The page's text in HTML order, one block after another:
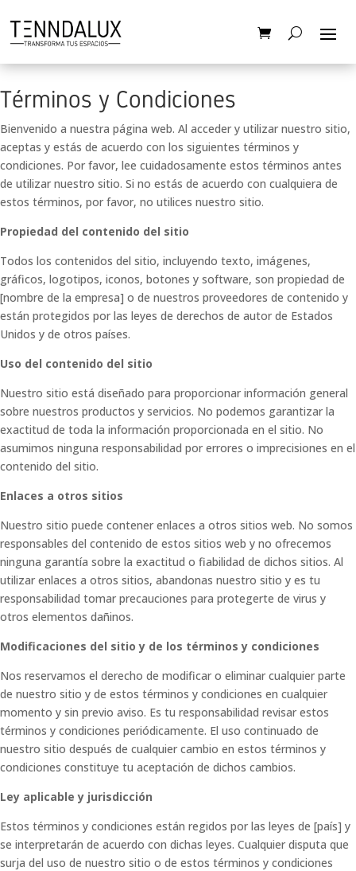
Términos y Condiciones
Bienvenido a nuestra página web. Al acceder y utilizar nuestro sitio,
aceptas y estás de acuerdo con los siguientes términos y
condiciones. Por favor, lee cuidadosamente estos términos antes
de utilizar nuestro sitio. Si no estás de acuerdo con cualquiera de
estos términos, por favor, no utilices nuestro sitio.
Propiedad del contenido del sitio
Todos los contenidos del sitio, incluyendo texto, imágenes,
gráficos, logotipos, iconos, botones y software, son propiedad de
[nombre de la empresa] o de nuestros proveedores de contenido y
están protegidos por las leyes de derechos de autor de Estados
Unidos y de otros países.
Uso del contenido del sitio
Nuestro sitio está diseñado para proporcionar información general
sobre nuestros productos y servicios. No podemos garantizar la
exactitud de toda la información proporcionada en el sitio. No
asumimos ninguna responsabilidad por errores o imprecisiones en el
contenido del sitio.
Enlaces a otros sitios
Nuestro sitio puede contener enlaces a otros sitios web. No somos
responsables del contenido de estos sitios web y no ofrecemos
ninguna garantía sobre la exactitud o fiabilidad de dichos sitios. Al
utilizar enlaces a otros sitios, abandonas nuestro sitio y es tu
responsabilidad tomar precauciones para protegerte de virus y
otros elementos dañinos.
Modificaciones del sitio y de los términos y condiciones
Nos reservamos el derecho de modificar o eliminar cualquier parte
de nuestro sitio y de estos términos y condiciones en cualquier
momento y sin previo aviso. Es tu responsabilidad revisar estos
términos y condiciones periódicamente. El uso continuado de
nuestro sitio después de cualquier cambio en estos términos y
condiciones constituye tu aceptación de dichos cambios.
Ley aplicable y jurisdicción
Estos términos y condiciones están regidos por las leyes de [país] y
se interpretarán de acuerdo con dichas leyes. Cualquier disputa que
surja del uso de nuestro sitio o de estos términos y condiciones